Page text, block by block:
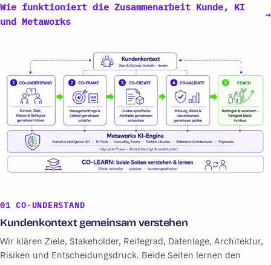
Wie funktioniert die Zusammenarbeit Kunde, KI
und Metaworks
→
01 CO-UNDERSTAND
Kundenkontext gemeinsam verstehen
Wir klären Ziele, Stakeholder, Reifegrad, Datenlage, Architektur,
Risiken und Entscheidungsdruck. Beide Seiten lernen den